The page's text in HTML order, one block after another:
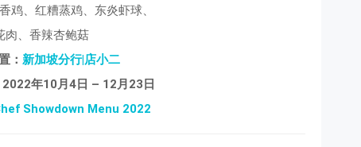
鸡、红糟蒸鸡、东炎虾球、
肉、香辣杏鲍菇
：新加坡分行|店小二
年10月4日 – 12月23日
Showdown Menu 2022